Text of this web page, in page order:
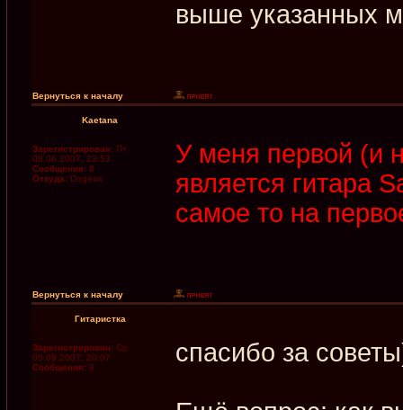
выше указанных
Вернуться к началу
Kaetana
Зарегистрирован: Пт
08.06.2007, 23:53
Сообщения: 8
Откуда: Dogeva
У меня первой (и
является гитара
самое то на
Вернуться к началу
Гитаристка
Зарегистрирован: Ср
05.09.2007, 20:07
Сообщения: 8
спасибо за